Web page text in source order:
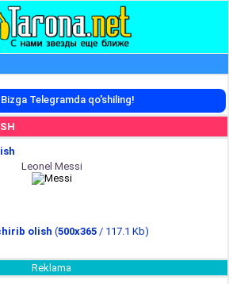
Bizga Telegramda qo'shiling!
Leonel Messi
olish (500x365 / 117.1 Kb)
Reklama